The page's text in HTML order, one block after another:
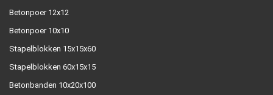
Betonpoer 12x12
Betonpoer 10x10
Stapelblokken 15x15x60
Stapelblokken 60x15x15
Betonbanden 10x20x100